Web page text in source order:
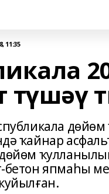
11:35
түшәү
ҡайнар
дөйөм
бетон япмаһы